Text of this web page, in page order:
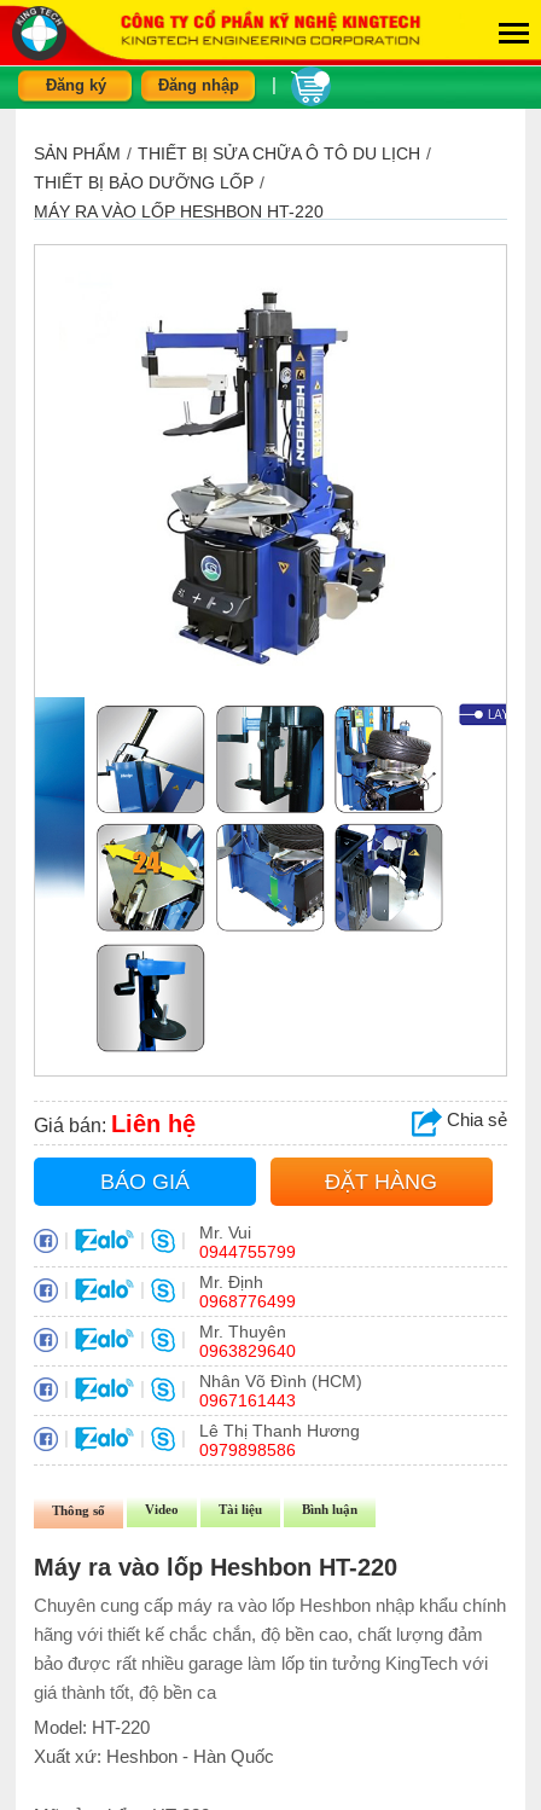
Đăng ký Đăng nhập
SẢN PHẨM / THIẾT BỊ SỬA CHỮA Ô TÔ DU LỊCH /
THIẾT BỊ BẢO DƯỠNG LỐP /
MÁY RA VÀO LỐP HESHBON HT-220
Giá bán: Liên hệ Chia sẻ
BÁO GIÁ ĐẶT HÀNG
| | |
Mr. Vui
0944755799
| | |
Mr. Định
0968776499
| | |
Mr. Thuyên
0963829640
| | |
Nhân Võ Đình (HCM)
0967161443
| | |
Lê Thị Thanh Hương
0979898586
Thông số Video Tài liệu Bình luận
Máy ra vào lốp Heshbon HT-220
Chuyên cung cấp máy ra vào lốp Heshbon nhập khẩu chính
hãng với thiết kế chắc chắn, độ bền cao, chất lượng đảm
bảo được rất nhiều garage làm lốp tin tưởng KingTech với
giá thành tốt, độ bền ca
Model: HT-220
Xuất xứ: Heshbon - Hàn Quốc